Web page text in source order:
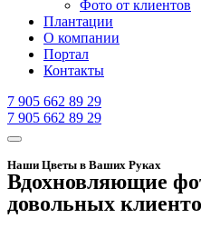
Фото от клиентов
Плантации
О компании
Портал
Контакты
7 905 662 89 29
7 905 662 89 29
Наши Цветы в Ваших Руках
Вдохновляющие
довольных